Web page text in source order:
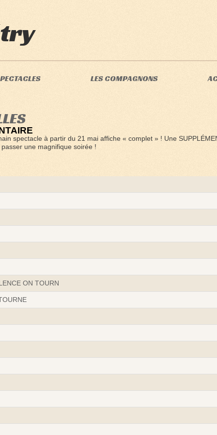
LES COMPAGNONS
spectacle à partir du 21 mai affiche « complet » ! Une
une magnifique soirée !
ON TOURN